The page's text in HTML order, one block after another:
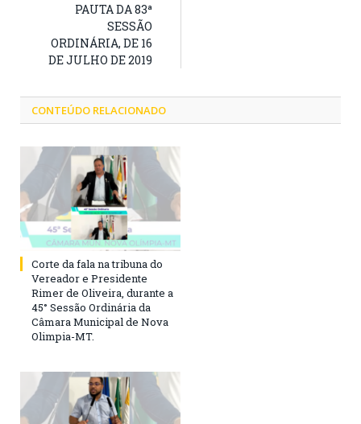
PAUTA DA 83ª
SESSÃO
ORDINÁRIA, DE 16
DE JULHO DE 2019
CONTEÚDO RELACIONADO
Corte da fala na tribuna do
Vereador e Presidente
Rimer de Oliveira, durante a
45° Sessão Ordinária da
Câmara Municipal de Nova
Olimpia-MT.